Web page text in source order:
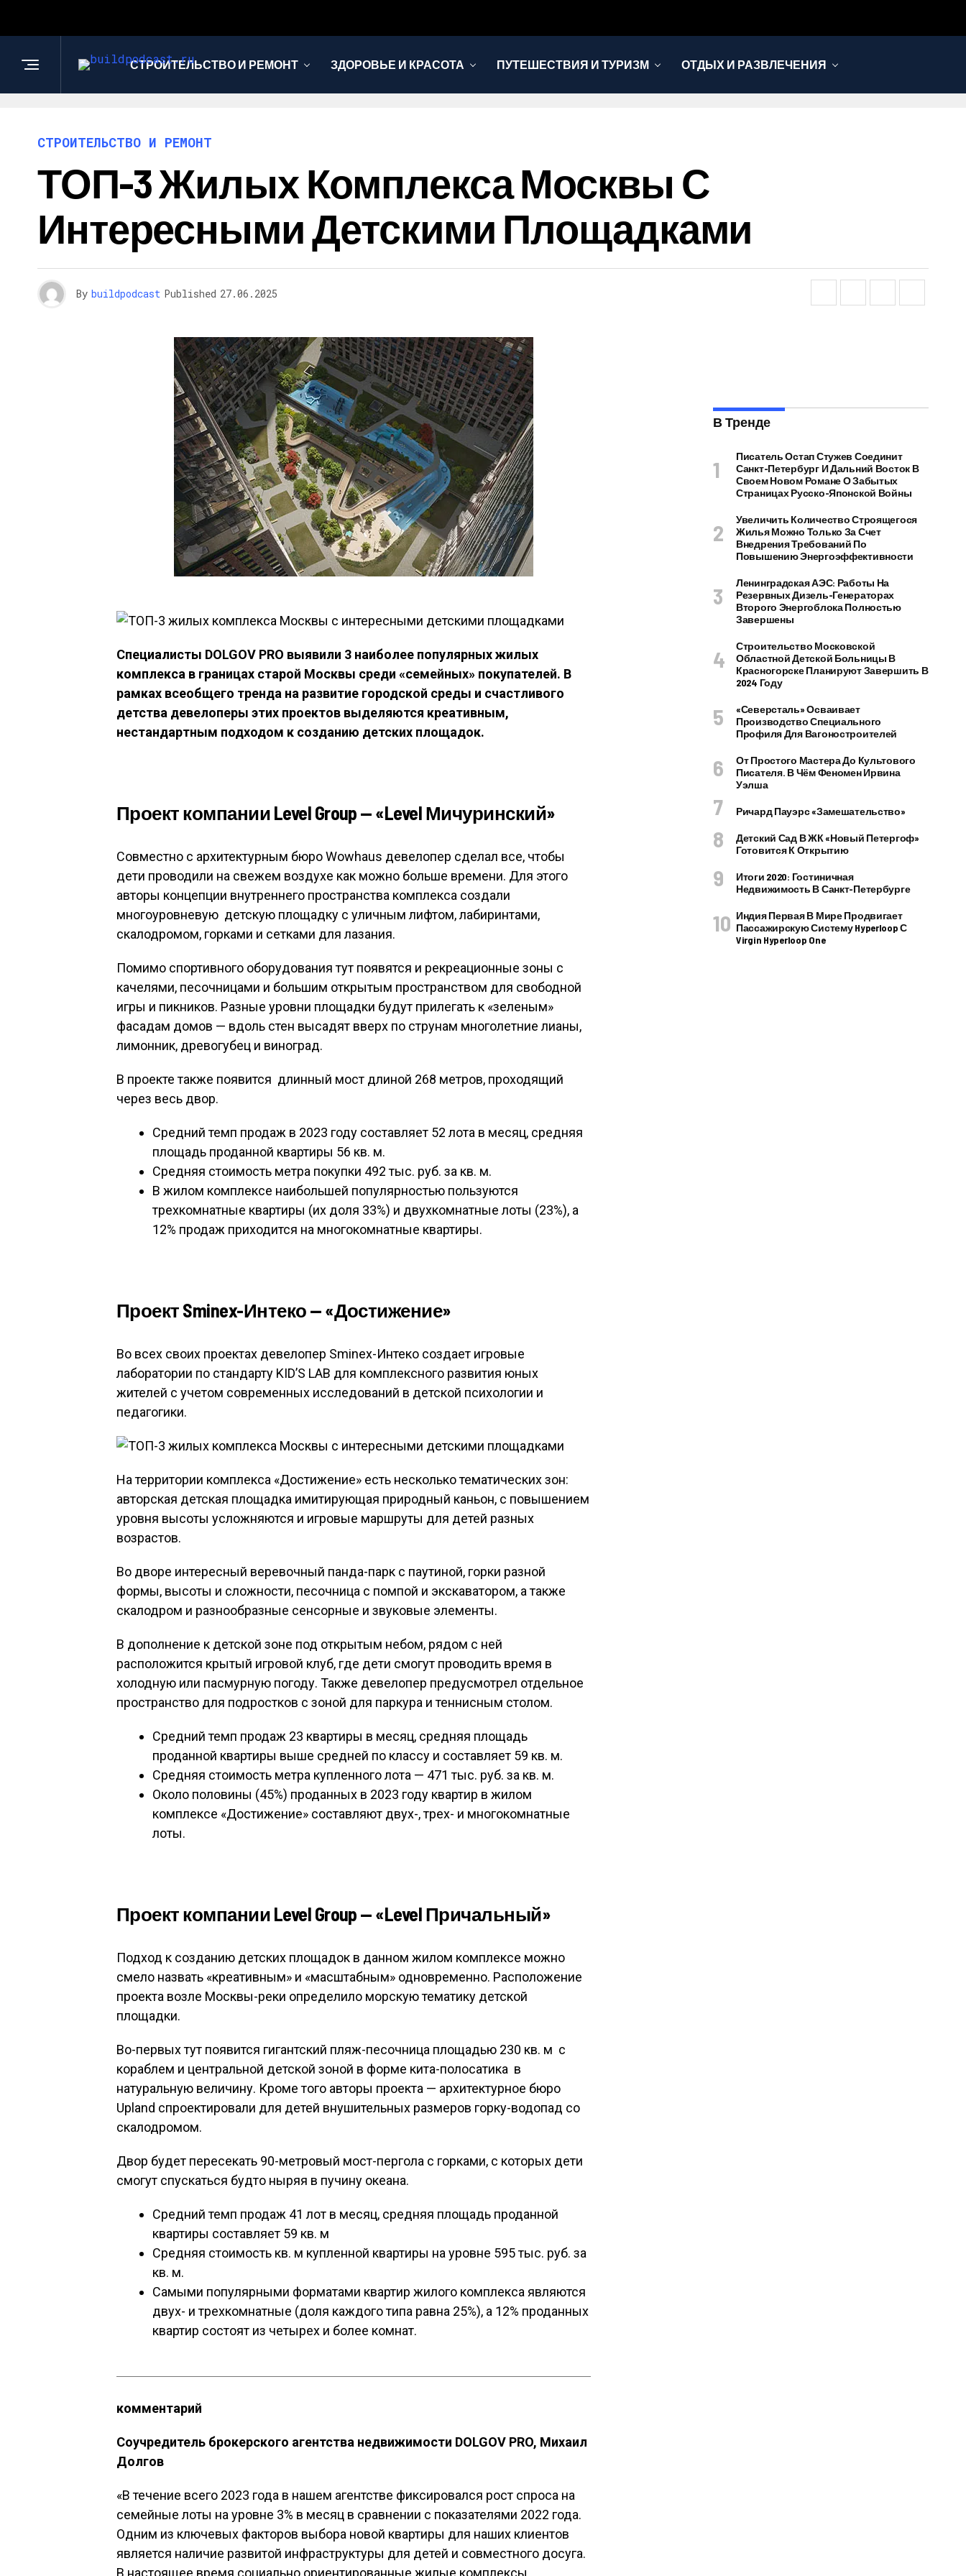
СТРОИТЕЛЬСТВО И РЕМОНТ ЗДОРОВЬЕ И КРАСОТА ПУТЕШЕСТВИЯ И ТУРИЗМ ОТДЫХ И РАЗВЛЕЧЕНИЯ
СТРОИТЕЛЬСТВО И РЕМОНТ
ТОП-3 Жилых Комплекса Москвы С
Интересными Детскими Площадками
By buildpodcast Published 27.06.2025
Специалисты DOLGOV PRO выявили 3 наиболее популярных жилых
комплекса в границах старой Москвы среди «семейных» покупателей. В
рамках всеобщего тренда на развитие городской среды и счастливого
детства девелоперы этих проектов выделяются креативным,
нестандартным подходом к созданию детских площадок.
Проект компании Level Group — «Level Мичуринский»
Совместно с архитектурным бюро Wowhaus девелопер сделал все, чтобы
дети проводили на свежем воздухе как можно больше времени. Для этого
авторы концепции внутреннего пространства комплекса создали
многоуровневую детскую площадку с уличным лифтом, лабиринтами,
скалодромом, горками и сетками для лазания.
Помимо спортивного оборудования тут появятся и рекреационные зоны с
качелями, песочницами и большим открытым пространством для свободной
игры и пикников. Разные уровни площадки будут прилегать к «зеленым»
фасадам домов — вдоль стен высадят вверх по струнам многолетние лианы,
лимонник, древогубец и виноград.
В проекте также появится длинный мост длиной 268 метров, проходящий
через весь двор.
Средний темп продаж в 2023 году составляет 52 лота в месяц, средняя
площадь проданной квартиры 56 кв. м.
Средняя стоимость метра покупки 492 тыс. руб. за кв. м.
В жилом комплексе наибольшей популярностью пользуются
трехкомнатные квартиры (их доля 33%) и двухкомнатные лоты (23%), а
12% продаж приходится на многокомнатные квартиры.
Проект Sminex-Интеко — «Достижение»
Во всех своих проектах девелопер Sminex-Интеко создает игровые
лаборатории по стандарту KID’S LAB для комплексного развития юных
жителей с учетом современных исследований в детской психологии и
педагогики.
На территории комплекса «Достижение» есть несколько тематических зон:
авторская детская площадка имитирующая природный каньон, с повышением
уровня высоты усложняются и игровые маршруты для детей разных
возрастов.
Во дворе интересный веревочный панда-парк с паутиной, горки разной
формы, высоты и сложности, песочница с помпой и экскаватором, а также
скалодром и разнообразные сенсорные и звуковые элементы.
В дополнение к детской зоне под открытым небом, рядом с ней
расположится крытый игровой клуб, где дети смогут проводить время в
холодную или пасмурную погоду. Также девелопер предусмотрел отдельное
пространство для подростков с зоной для паркура и теннисным столом.
Средний темп продаж 23 квартиры в месяц, средняя площадь
проданной квартиры выше средней по классу и составляет 59 кв. м.
Средняя стоимость метра купленного лота — 471 тыс. руб. за кв. м.
Около половины (45%) проданных в 2023 году квартир в жилом
комплексе «Достижение» составляют двух-, трех- и многокомнатные
лоты.
Проект компании Level Group — «Level Причальный»
Подход к созданию детских площадок в данном жилом комплексе можно
смело назвать «креативным» и «масштабным» одновременно. Расположение
проекта возле Москвы-реки определило морскую тематику детской
площадки.
Во-первых тут появится гигантский пляж-песочница площадью 230 кв. м с
кораблем и центральной детской зоной в форме кита-полосатика в
натуральную величину. Кроме того авторы проекта — архитектурное бюро
Upland спроектировали для детей внушительных размеров горку-водопад со
скалодромом.
Двор будет пересекать 90-метровый мост-пергола с горками, с которых дети
смогут спускаться будто ныряя в пучину океана.
Средний темп продаж 41 лот в месяц, средняя площадь проданной
квартиры составляет 59 кв. м
Средняя стоимость кв. м купленной квартиры на уровне 595 тыс. руб. за
кв. м.
Самыми популярными форматами квартир жилого комплекса являются
двух- и трехкомнатные (доля каждого типа равна 25%), а 12% проданных
квартир состоят из четырех и более комнат.
комментарий
Соучредитель брокерского агентства недвижимости DOLGOV PRO, Михаил
Долгов
«В течение всего 2023 года в нашем агентстве фиксировался рост спроса на
семейные лоты на уровне 3% в месяц в сравнении с показателями 2022 года.
Одним из ключевых факторов выбора новой квартиры для наших клиентов
является наличие развитой инфраструктуры для детей и совместного досуга.
В настоящее время социально ориентированные жилые комплексы
В Тренде
Писатель Остап Стужев Соединит
Санкт-Петербург И Дальний Восток В
Своем Новом Романе О Забытых
Страницах Русско-Японской Войны
Увеличить Количество Строящегося
Жилья Можно Только За Счет
Внедрения Требований По
Повышению Энергоэффективности
Ленинградская АЭС: Работы На
Резервных Дизель-Генераторах
Второго Энергоблока Полностью
Завершены
Строительство Московской
Областной Детской Больницы В
Красногорске Планируют Завершить В
2024 Году
«Северсталь» Осваивает
Производство Специального
Профиля Для Вагоностроителей
От Простого Мастера До Культового
Писателя. В Чём Феномен Ирвина
Уэлша
Ричард Пауэрс «Замешательство»
Детский Сад В ЖК «Новый Петергоф»
Готовится К Открытию
Итоги 2020: Гостиничная
Недвижимость В Санкт-Петербурге
Индия Первая В Мире Продвигает
Пассажирскую Систему Hyperloop С
Virgin Hyperloop One